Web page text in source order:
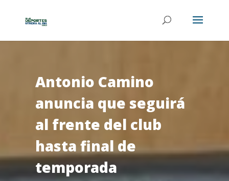
Antonio Camino
anuncia que seguirá
al frente del club
hasta final de
temporada